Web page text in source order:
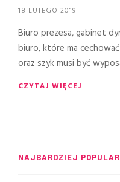
18 LUTEGO 2019
Biuro prezesa, gabinet
biuro, które ma
oraz szyk musi być
CZYTAJ WIĘCEJ
NAJBARDZIEJ